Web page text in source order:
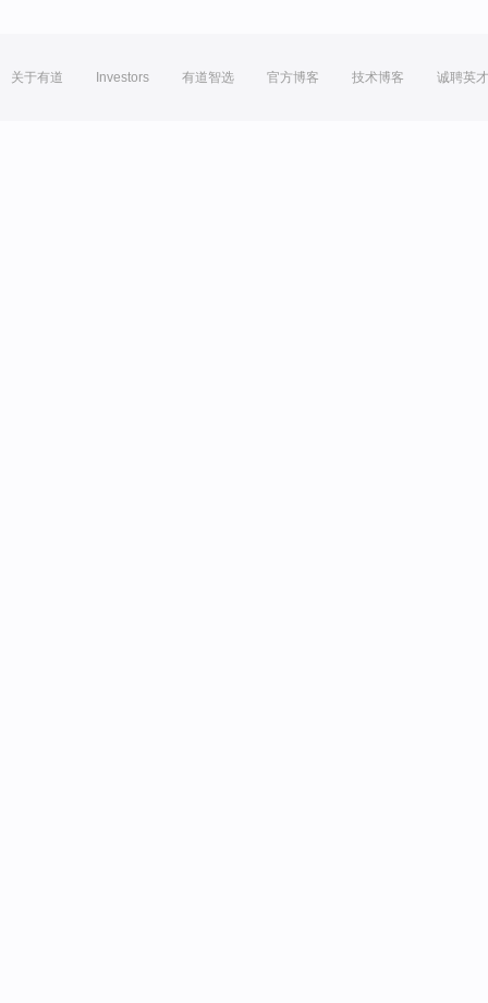
关于有道 Investors 有道智选 官方博客 技术博客 诚聘英才